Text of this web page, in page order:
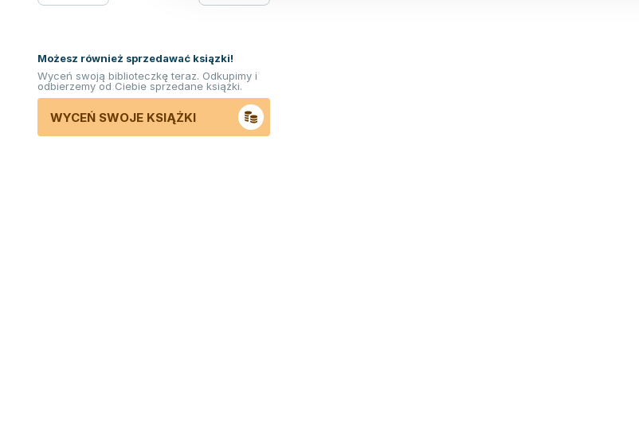
Możesz również sprzedawać ksiązki!
Wyceń swoją biblioteczkę teraz. Odkupimy i
odbierzemy od Ciebie sprzedane książki.
WYCEŃ SWOJE KSIĄŻKI